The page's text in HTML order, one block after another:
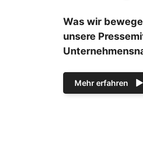
Was wir
unsere
Mehr erfahren